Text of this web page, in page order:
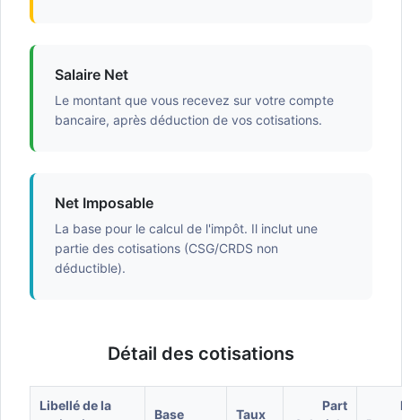
Salaire Net
Le montant que vous recevez sur votre compte
bancaire, après déduction de vos cotisations.
Net Imposable
La base pour le calcul de l'impôt. Il inclut une
partie des cotisations (CSG/CRDS non
déductible).
Détail des cotisations
Libellé de la
Base Taux
Part